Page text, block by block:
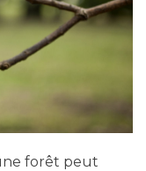
forêt peut